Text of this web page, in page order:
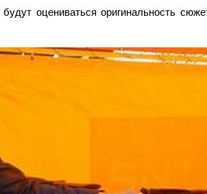
оцениваться оригинальность